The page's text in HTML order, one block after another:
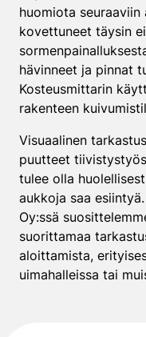
huomiota
kovettuneet täysin
hävinneet ja pinnat
Kosteusmittarin
rakenteen
Visuaalinen
puutteet
tulee olla
aukkoja saa
Oy:ssä
suorittamaa
aloittamista,
uimahalleissa tai